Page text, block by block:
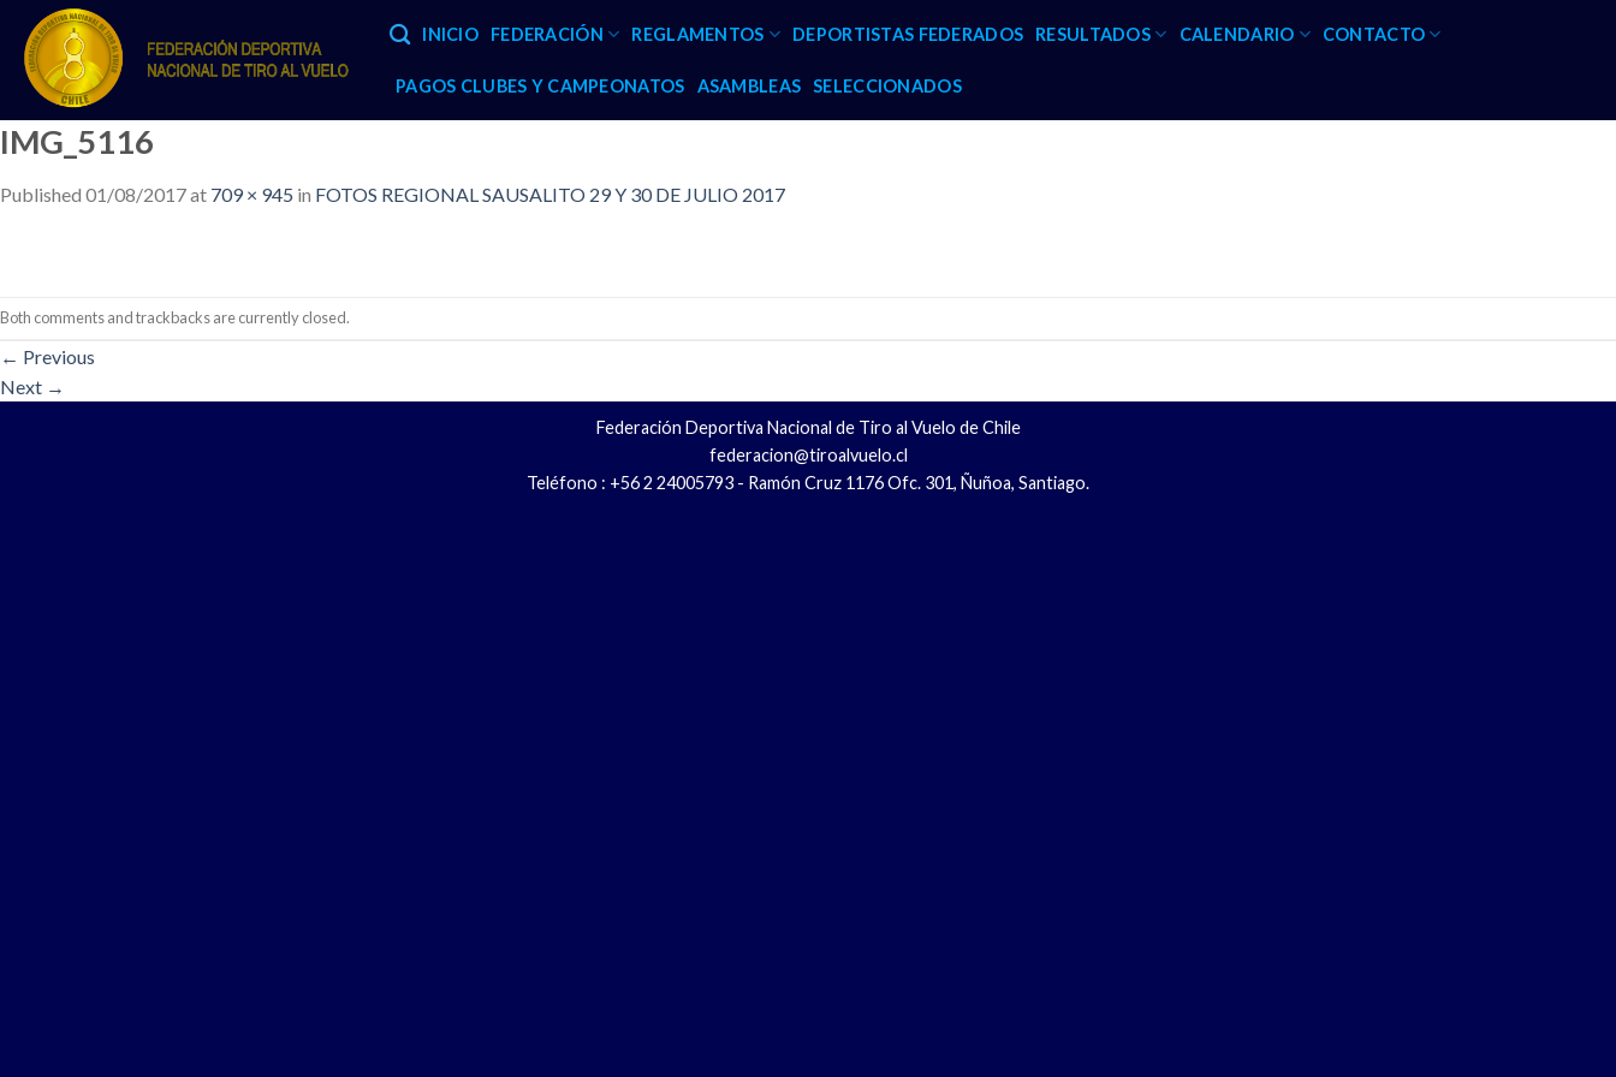
content
INICIO FEDERACIÓN REGLAMENTOS DEPORTISTAS FEDERADOS RESULTADOS CALENDARIO CONTACTO
PAGOS CLUBES Y CAMPEONATOS ASAMBLEAS SELECCIONADOS
IMG_5116
Published 01/08/2017at 709 × 945 in FOTOS REGIONAL SAUSALITO 29 Y 30 DE JULIO 2017
Both comments and trackbacks are currently closed.
← Previous
Next →
Federación Deportiva Nacional de Tiro al Vuelo de Chile
federacion@tiroalvuelo.cl
Teléfono : +56 2 24005793 - Ramón Cruz 1176 Ofc. 301, Ñuñoa, Santiago.